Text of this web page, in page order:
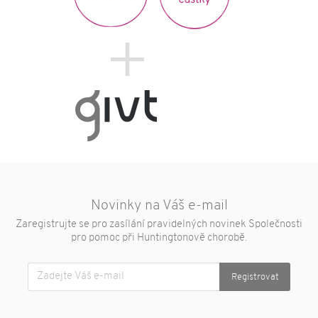
92
Novinky na Váš e-mail
Zaregistrujte se pro zasílání pravidelných novinek Společnosti
pro pomoc při Huntingtonově chorobě.
Registrovat